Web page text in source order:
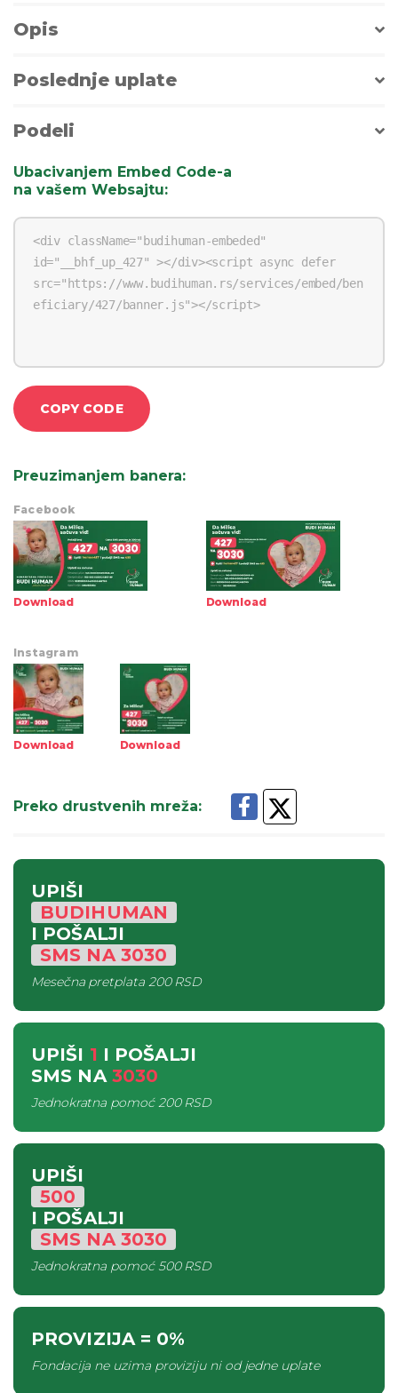
Opis
Poslednje uplate
Podeli
Ubacivanjem Embed Code-a
na vašem Websajtu:
COPY CODE
Preuzimanjem banera:
Facebook
Download Download
Instagram
Download Download
Preko drustvenih mreža:
UPIŠI
BUDIHUMAN
I POŠALJI
SMS NA3030
Mesečna pretplata200 RSD
UPIŠI 1 I POŠALJI
SMS NA 3030
Jednokratna pomoć200 RSD
UPIŠI
500
I POŠALJI
SMS NA3030
Jednokratna pomoć500 RSD
PROVIZIJA= 0%
Fondacija ne uzima proviziju ni od jedne uplate